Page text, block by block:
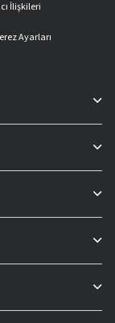
İlişkileri
Ayarları